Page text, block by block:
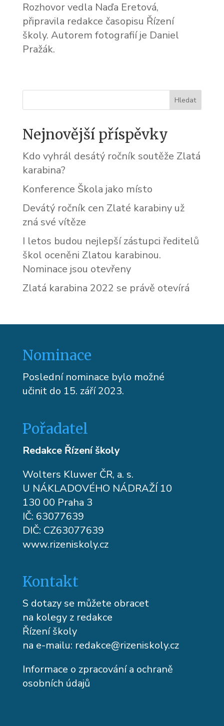
Rozhovor vedla Naďa Eretová,
připravila redakce časopisu Řízení
školy. Autorem fotografií je Daniel
Pražák.
Nejnovější příspěvky
Kdo vyhrál desátý ročník soutěže Zlatá
karabina?
Konference Škola jako místo
Devátý ročník cen Zlaté karabiny už
zná své vítěze
I letos budou nejlepší zástupci ředitelů
škol oceněni Zlatou karabinou.
Nominace jsou otevřeny
Zlatá karabina 2022 se právě otevírá
Nominace
Poslední nominace bylo možné
učinit do 15. září 2023.
Pořadatel
Redakce Řízení školy
Wolters Kluwer ČR, a. s.
U NÁKLADOVÉHO NÁDRAŽÍ 10
130 00 Praha 3
IČ: 63077639
DIČ: CZ63077639
www.rizeniskoly.cz
Kontakt
S dotazy se můžete obracet
na kolegy z redakce
Řízení školy
na e-mailu: redakce@rizeniskoly.cz
Informace o zpracování a ochraně
osobních údajů